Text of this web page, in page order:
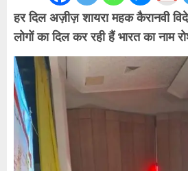
हर दिल अज़ीज़ शायरा महक कैरानवी
लोगों का दिल कर रही हैं भारत का नाम